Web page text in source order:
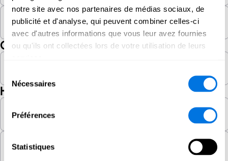
notre site avec nos partenaires de médias sociaux, de
publicité et d'analyse, qui peuvent combiner celles-ci
avec d'autres informations que vous leur avez fournies
ou qu'ils ont collectées lors de votre utilisation de leurs
du
consentement
Nécessaires
Préférences
Statistiques
Fraude à l'investissement
G
H
Hacker
Hacktivist